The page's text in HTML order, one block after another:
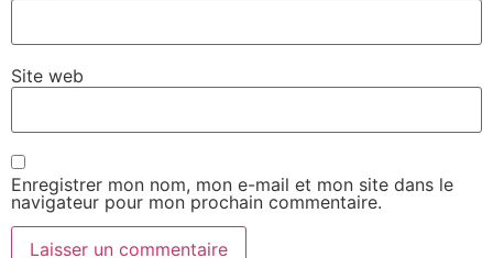
Site web
Enregistrer mon nom, mon e-mail et mon site dans le
navigateur pour mon prochain commentaire.